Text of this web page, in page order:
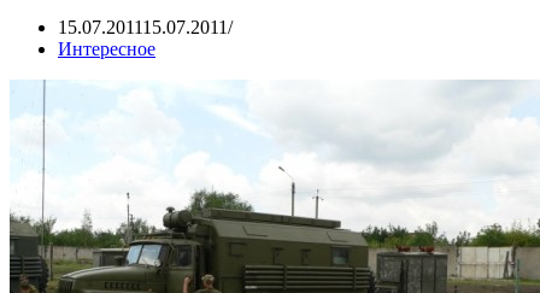
15.07.201115.07.2011
Интересное